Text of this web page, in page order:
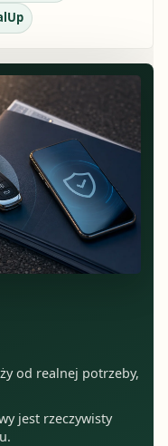
od realnej potrzeby,
jest rzeczywisty